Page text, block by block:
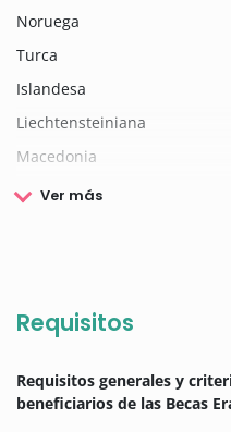
Noruega
Turca
Islandesa
Liechtensteiniana
Macedonia
Ver más
Requisitos
Requisitos generales y
beneficiarios de las Becas